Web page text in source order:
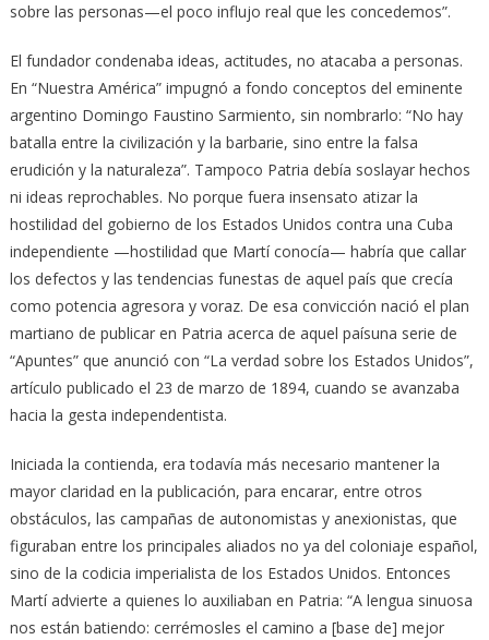
sobre las personas—el poco influjo real que les concedemos”.
El fundador condenaba ideas, actitudes, no atacaba a personas.
En “Nuestra América” impugnó a fondo conceptos del eminente
argentino Domingo Faustino Sarmiento, sin nombrarlo: “No hay
batalla entre la civilización y la barbarie, sino entre la falsa
erudición y la naturaleza”. Tampoco Patria debía soslayar hechos
ni ideas reprochables. No porque fuera insensato atizar la
hostilidad del gobierno de los Estados Unidos contra una Cuba
independiente —hostilidad que Martí conocía— habría que callar
los defectos y las tendencias funestas de aquel país que crecía
como potencia agresora y voraz. De esa convicción nació el plan
martiano de publicar en Patria acerca de aquel paísuna serie de
“Apuntes” que anunció con “La verdad sobre los Estados Unidos”,
artículo publicado el 23 de marzo de 1894, cuando se avanzaba
hacia la gesta independentista.
Iniciada la contienda, era todavía más necesario mantener la
mayor claridad en la publicación, para encarar, entre otros
obstáculos, las campañas de autonomistas y anexionistas, que
figuraban entre los principales aliados no ya del coloniaje español,
sino de la codicia imperialista de los Estados Unidos. Entonces
Martí advierte a quienes lo auxiliaban en Patria: “A lengua sinuosa
nos están batiendo: cerrémosles el camino a [base de] mejor